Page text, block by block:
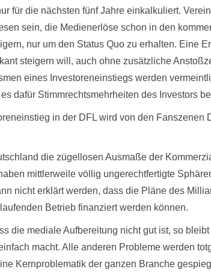
für die nächsten fünf Jahre einkalkuliert.
sein, die Medienerlöse schon in den
nur um den Status Quo zu erhalten. Eine
steigern will, auch ohne zusätzliche
eines Investoreneinstiegs werden
dafür Stimmrechtsmehrheiten des Investors
in der DFL wird von den Fanszenen
die zügellosen Ausmaße der
mittlerweile völlig ungerechtfertigte
nicht erklärt werden, dass die Pläne des
Betrieb finanziert werden können.
die mediale Aufbereitung nicht gut ist, so
macht. Alle anderen Probleme werden
Kernproblematik der ganzen Branche